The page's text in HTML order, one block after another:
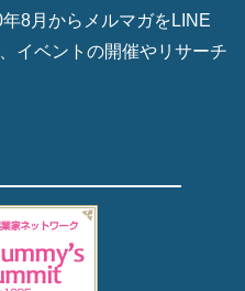
8月からメルマガをLINE
イベントの開催やリサーチ